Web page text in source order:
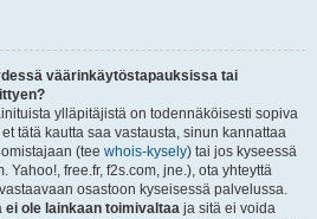
väärinkäytöstapauksissa tai
ylläpitäjistä on todennäköisesti sopiva
tätä kautta saa vastausta, sinun kannattaa
(tee whois-kysely) tai jos kyseessä
free.fr, f2s.com, jne.), ota yhteyttä
osastoon kyseisessä palvelussa.
ei ole lainkaan toimivaltaa ja sitä ei voida